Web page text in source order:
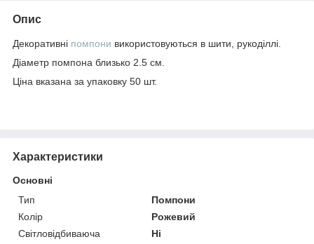
Опис
Декоративні помпони використовуються в шити, рукоділлі.
Діаметр помпона близько 2.5 см.
Ціна вказана за упаковку 50 шт.
Характеристики
Основні
Тип
Помпони
Колір
Рожевий
Світловідбиваюча
Ні